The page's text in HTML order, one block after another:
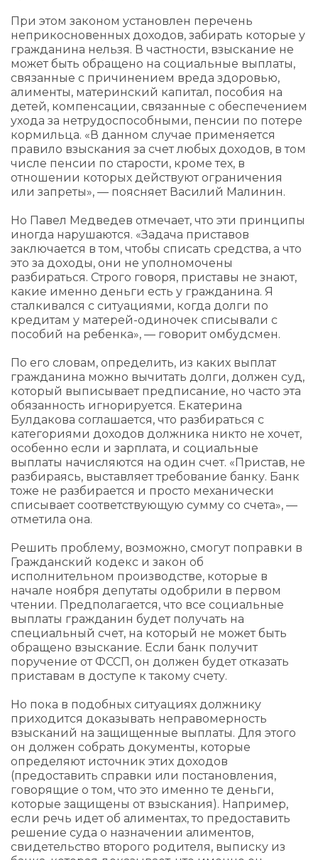
При этом законом установлен перечень
неприкосновенных доходов, забирать которые у
гражданина нельзя. В частности, взыскание не
может быть обращено на социальные выплаты,
связанные с причинением вреда здоровью,
алименты, материнский капитал, пособия на
детей, компенсации, связанные с обеспечением
ухода за нетрудоспособными, пенсии по потере
кормильца. «В данном случае применяется
правило взыскания за счет любых доходов, в том
числе пенсии по старости, кроме тех, в
отношении которых действуют ограничения
или запреты», — поясняет Василий Малинин.
Но Павел Медведев отмечает, что эти принципы
иногда нарушаются. «Задача приставов
заключается в том, чтобы списать средства, а что
это за доходы, они не уполномочены
разбираться. Строго говоря, приставы не знают,
какие именно деньги есть у гражданина. Я
сталкивался с ситуациями, когда долги по
кредитам у матерей-одиночек списывали с
пособий на ребенка», — говорит омбудсмен.
По его словам, определить, из каких выплат
гражданина можно вычитать долги, должен суд,
который выписывает предписание, но часто эта
обязанность игнорируется. Екатерина
Булдакова соглашается, что разбираться с
категориями доходов должника никто не хочет,
особенно если и зарплата, и социальные
выплаты начисляются на один счет. «Пристав, не
разбираясь, выставляет требование банку. Банк
тоже не разбирается и просто механически
списывает соответствующую сумму со счета», —
отметила она.
Решить проблему, возможно, смогут поправки в
Гражданский кодекс и закон об
исполнительном производстве, которые в
начале ноября депутаты одобрили в первом
чтении. Предполагается, что все социальные
выплаты гражданин будет получать на
специальный счет, на который не может быть
обращено взыскание. Если банк получит
поручение от ФССП, он должен будет отказать
приставам в доступе к такому счету.
Но пока в подобных ситуациях должнику
приходится доказывать неправомерность
взысканий на защищенные выплаты. Для этого
он должен собрать документы, которые
определяют источник этих доходов
(предоставить справки или постановления,
говорящие о том, что это именно те деньги,
которые защищены от взыскания). Например,
если речь идет об алиментах, то предоставить
решение суда о назначении алиментов,
свидетельство второго родителя, выписку из